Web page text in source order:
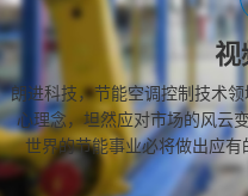
视
朗进科技，节能空调控制技术
心理念，坦然应对市场的风云
世界的节能事业必将做出应